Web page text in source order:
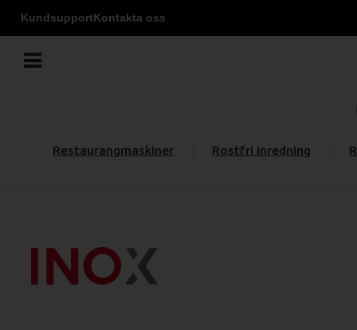
KundsupportKontakta oss
Restaurangmaskiner Rostfri inredning